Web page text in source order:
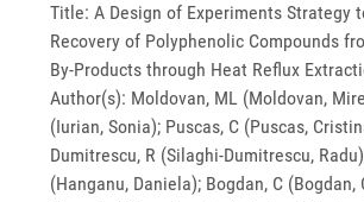
Title: A Design of Experiments Strategy
Recovery of Polyphenolic Compounds
By-Products through Heat Reflux
Author(s): Moldovan, ML (Moldovan,
(Iurian, Sonia); Puscas, C (Puscas,
Dumitrescu, R (Silaghi-Dumitrescu,
(Hanganu, Daniela); Bogdan, C (Bogdan,